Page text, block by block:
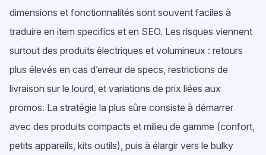
dimensions et fonctionnalités sont souvent faciles à
traduire en item specifics et en SEO. Les risques viennent
surtout des produits électriques et volumineux : retours
plus élevés en cas d’erreur de specs, restrictions de
livraison sur le lourd, et variations de prix liées aux
promos. La stratégie la plus sûre consiste à démarrer
avec des produits compacts et milieu de gamme (confort,
petits appareils, kits outils), puis à élargir vers le bulky